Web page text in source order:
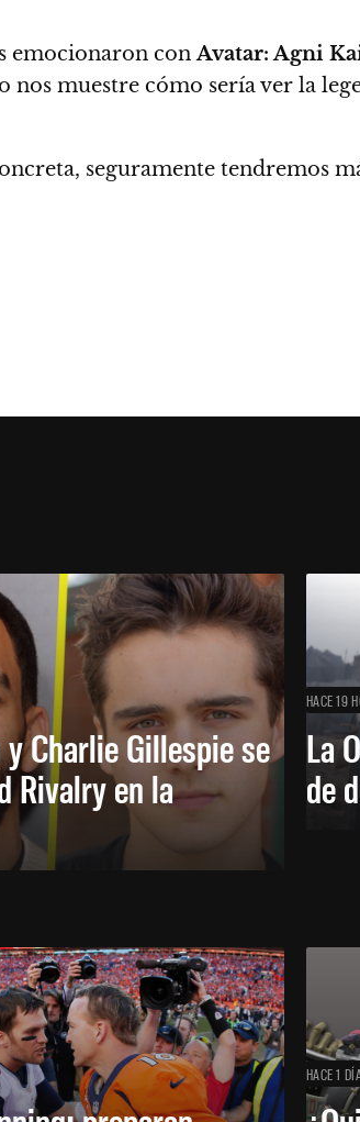
emocionaron conAvatar: Agni
muestre cómo sería ver la
seguramente tendremos
Charlie Gillespie se
Rivalry en la
HACE 19
La
de
HACE 1